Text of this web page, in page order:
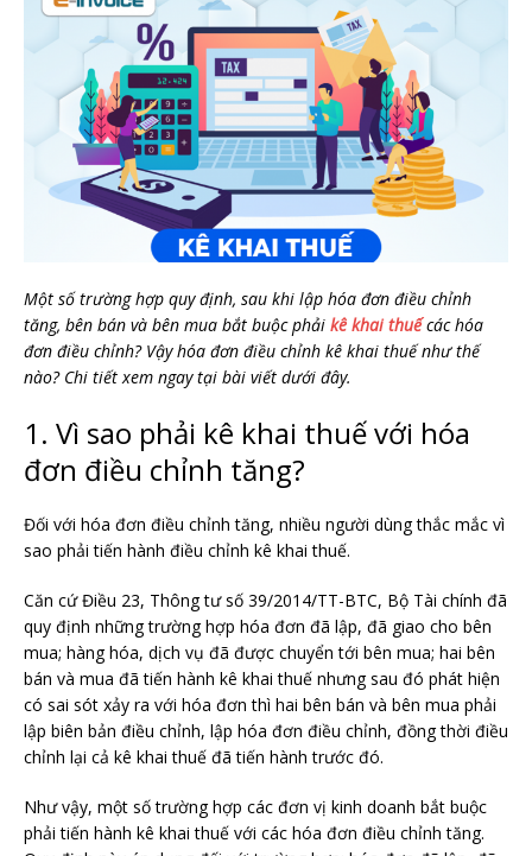
Một số trường hợp quy định, sau khi lập hóa đơn điều chỉnh
tăng, bên bán và bên mua bắt buộc phải kê khai thuếcác hóa
đơn điều chỉnh? Vậy hóa đơn điều chỉnh kê khai thuế như thế
nào? Chi tiết xem ngay tại bài viết dưới đây.
1. Vì sao phải kê khai thuế với hóa
đơn điều chỉnh tăng?
Đối với hóa đơn điều chỉnh tăng, nhiều người dùng thắc mắc vì
sao phải tiến hành điều chỉnh kê khai thuế.
Căn cứ Điều 23, Thông tư số 39/2014/TT-BTC, Bộ Tài chính đã
quy định những trường hợp hóa đơn đã lập, đã giao cho bên
mua; hàng hóa, dịch vụ đã được chuyển tới bên mua; hai bên
bán và mua đã tiến hành kê khai thuế nhưng sau đó phát hiện
có sai sót xảy ra với hóa đơn thì hai bên bán và bên mua phải
lập biên bản điều chỉnh, lập hóa đơn điều chỉnh, đồng thời điều
chỉnh lại cả kê khai thuế đã tiến hành trước đó.
Như vậy, một số trường hợp các đơn vị kinh doanh bắt buộc
phải tiến hành kê khai thuế với các hóa đơn điều chỉnh tăng.